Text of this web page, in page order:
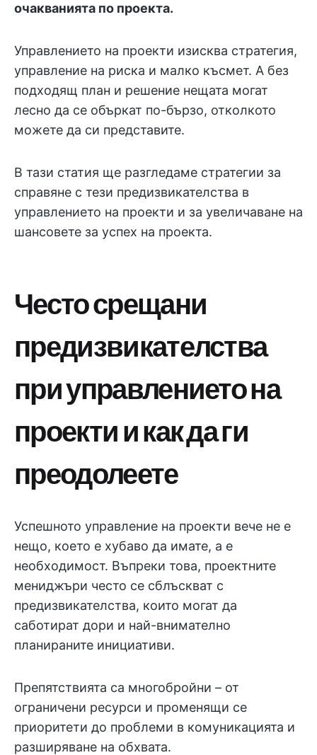
очакванията по проекта.
Управлението на проекти изисква стратегия,
управление на риска и малко късмет. А без
подходящ план и решение нещата могат
лесно да се объркат по-бързо, отколкото
можете да си представите.
В тази статия ще разгледаме стратегии за
справяне с тези предизвикателства в
управлението на проекти и за увеличаване на
шансовете за успех на проекта.
Често срещани
предизвикателства
при управлението на
проекти и как да ги
преодолеете
Успешното управление на проекти вече не е
нещо, което е хубаво да имате, а е
необходимост. Въпреки това, проектните
мениджъри често се сблъскват с
предизвикателства, които могат да
саботират дори и най-внимателно
планираните инициативи.
Препятствията са многобройни – от
ограничени ресурси и променящи се
приоритети до проблеми в комуникацията и
разширяване на обхвата.